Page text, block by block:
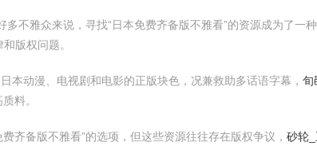
不雅众来说，寻找“日本免费齐备版不雅看”的资源成为了一
版权问题。
动漫、电视剧和电影的正版块色，况兼救助多话语字幕， 旬
料。
齐备版不雅看”的选项，但这些资源往往存在版权争议， 砂轮